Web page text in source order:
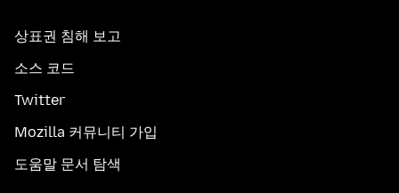
상표권 침해 보고
소스 코드
Twitter
Mozilla 커뮤니티 가입
도움말 문서 탐색